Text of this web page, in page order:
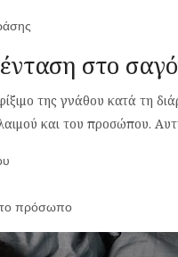
στο
της γνάθου κατά τη
και του προσώπου.
το πρόσωπο